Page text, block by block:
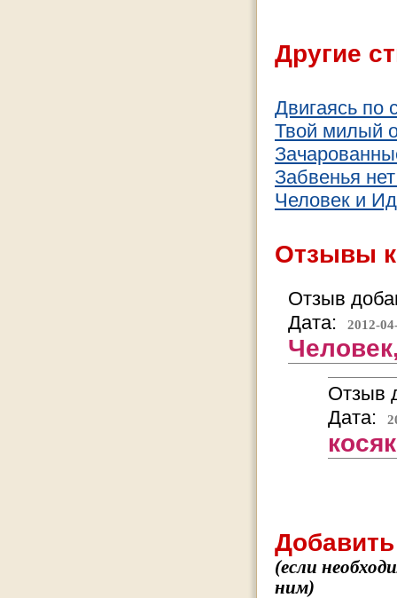
Другие
Двигаясь по
Твой милый
Забвенья
Человек и
Отзывы
Отзыв
Дата:
2012-
Отзыв
Дата:
(если
ним)